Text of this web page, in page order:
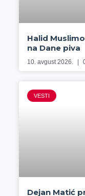
Halid
na Dane piva
10. avgust 2026.
VESTI
Dejan Matić